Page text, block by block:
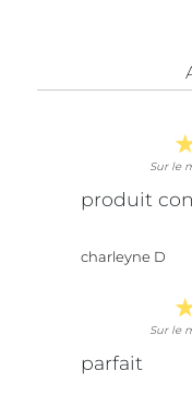
Sur le
produit
charleyne D
Sur le
parfait